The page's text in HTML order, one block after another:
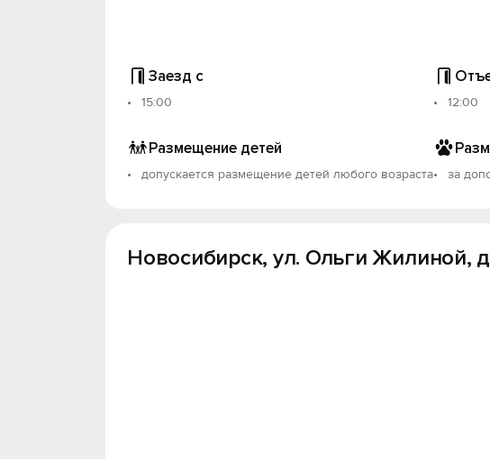
Заезд с
15:00 12:00
Размещение детей
допускается размещение детей любого возраста за
Новосибирск, ул. Ольги Жилиной,